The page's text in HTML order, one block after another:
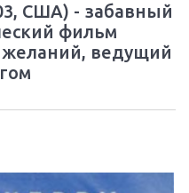
США) - забавный
фильм
ведущий